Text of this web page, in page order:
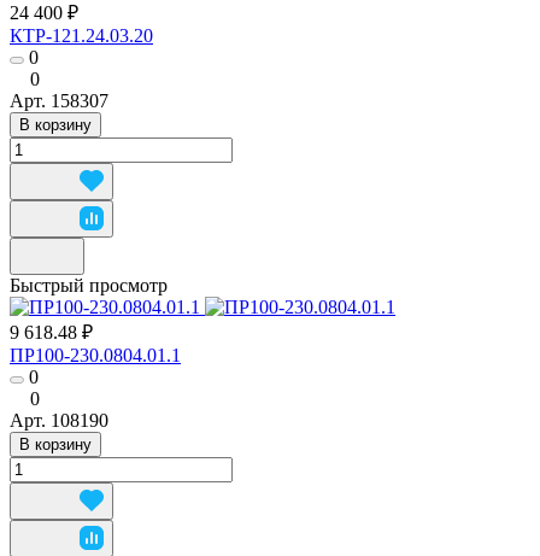
24 400 ₽
КТР-121.24.03.20
0
0
Арт. 158307
В корзину
Быстрый просмотр
9 618.48 ₽
ПР100-230.0804.01.1
0
0
Арт. 108190
В корзину